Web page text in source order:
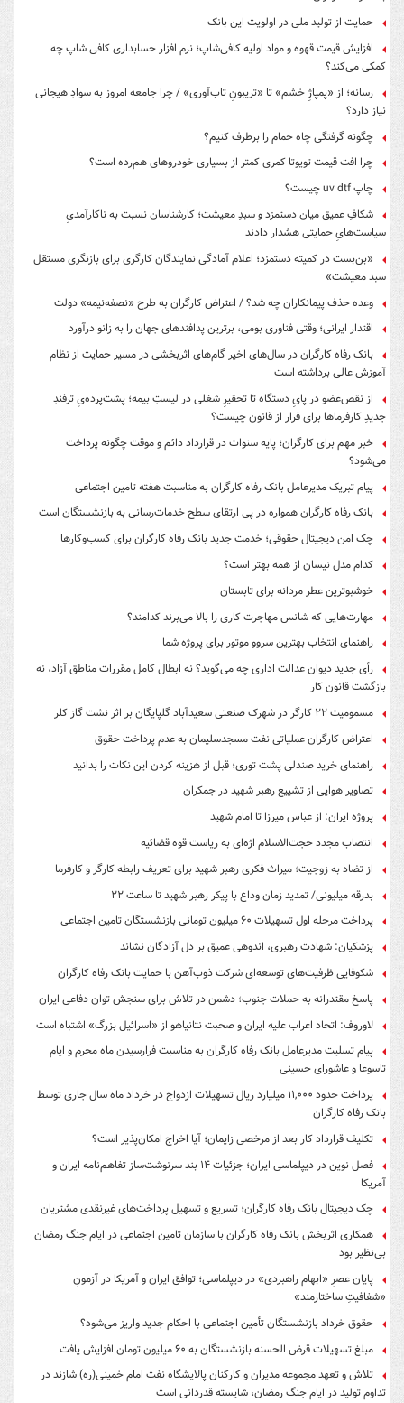
حمایت از تولید ملی در اولویت این بانک
افزایش قیمت قهوه و مواد اولیه کافی‌شاپ؛ نرم افزار حسابداری کافی شاپ چه
کمکی می‌کند؟
رسانه؛ از «پمپاژِ خشم» تا «تریبونِ تاب‌آوری» / چرا جامعه امروز به سوادِ هیجانی
نیاز دارد؟
چگونه گرفتگی چاه حمام را برطرف کنیم؟
چرا افت قیمت تویوتا کمری کمتر از بسیاری خودروهای هم‌رده است؟
چاپ uv dtf چیست؟
شکافِ عمیق میان دستمزد و سبدِ معیشت؛ کارشناسان نسبت به ناکارآمدیِ
سیاست‌هایِ حمایتی هشدار دادند
«بن‌بست در کمیته دستمزد؛ اعلام آمادگی نمایندگان کارگری برای بازنگری مستقل
سبد معیشت»
وعده حذف پیمانکاران چه شد؟ / اعتراض کارگران به طرح «نصفه‌نیمه» دولت
اقتدار ایرانی؛ وقتی فناوری بومی، برترین پدافندهای جهان را به زانو درآورد
بانک رفاه کارگران در سال‌های اخیر گام‌های اثربخشی در مسیر حمایت از نظام
آموزش عالی برداشته است
از نقص‌عضو در پایِ دستگاه تا تحقیرِ شغلی در لیستِ بیمه؛ پشت‌پرده‌یِ ترفندِ
جدیدِ کارفرماها برای فرار از قانون چیست؟
خبر مهم برای کارگران؛ پایه سنوات در قرارداد دائم و موقت چگونه پرداخت
می‌شود؟
پیام تبریک مدیرعامل بانک رفاه کارگران به مناسبت هفته تامین اجتماعی
بانک رفاه کارگران همواره در پی ارتقای سطح خدمات‌رسانی به بازنشستگان است
چک امن دیجیتال حقوقی؛ خدمت جدید بانک رفاه کارگران برای کسب‌وکارها
کدام مدل نیسان از همه بهتر است؟
خوشبوترین عطر مردانه برای تابستان
مهارت‌هایی که شانس مهاجرت کاری را بالا می‌برند کدامند؟
راهنمای انتخاب بهترین سروو موتور برای پروژه شما
رأی جدید دیوان عدالت اداری چه می‌گوید؟ نه ابطال کامل مقررات مناطق آزاد، نه
بازگشت قانون کار
مسمومیت ۲۲ کارگر در شهرک صنعتی سعیدآباد گلپایگان بر اثر نشت گاز کلر
اعتراض کارگران عملیاتی نفت مسجدسلیمان به عدم پرداخت حقوق
راهنمای خرید صندلی پشت توری؛ قبل از هزینه کردن این نکات را بدانید
تصاویر هوایی از تشییع رهبر شهید در جمکران
پروژه ایران: از عباس میرزا تا امام شهید
انتصاب مجدد حجت‌الاسلام اژه‌ای به ریاست قوه‌ قضائیه
از تضاد به زوجیت؛ میراث فکری رهبر شهید برای تعریف رابطه کارگر و کارفرما
بدرقه میلیونی/ تمدید زمان وداع با پیکر رهبر شهید تا ساعت ۲۲
پرداخت مرحله اول تسهیلات ۶۰ میلیون تومانی بازنشستگان تامین اجتماعی
پزشکیان: شهادت رهبری، اندوهی عمیق بر دل آزادگان نشاند
شکوفایی ظرفیت‌های توسعه‌ای شرکت ذوب‌آهن با حمایت‌ بانک رفاه کارگران
پاسخ مقتدرانه به حملات جنوب؛ دشمن در تلاش برای سنجش توان دفاعی ایران
لاوروف: اتحاد اعراب علیه ایران و صحبت نتانیاهو از «اسرائیل بزرگ» اشتباه است
پیام تسلیت مدیرعامل بانک رفاه کارگران به مناسبت فرارسیدن ماه محرم و ایام
تاسوعا و عاشورای حسینی
پرداخت حدود ۱۱,۰۰۰ میلیارد ریال تسهیلات ازدواج در خرداد ماه سال جاری توسط
بانک رفاه کارگران
تکلیف قرارداد کار بعد از مرخصی زایمان؛ آیا اخراج امکان‌پذیر است؟
فصل نوین در دیپلماسی ایران؛ جزئیات ۱۴ بند سرنوشت‌ساز تفاهم‌نامه ایران و
آمریکا
چک دیجیتال بانک رفاه کارگران؛ تسریع و تسهیل پرداخت‌های غیرنقدی مشتریان
همکاری اثربخش بانک رفاه کارگران با سازمان تامین اجتماعی در ایام جنگ رمضان
بی‌نظیر بود
پایان عصرِ «ابهام راهبردی» در دیپلماسی؛ توافق ایران و آمریکا در آزمونِ
«شفافیتِ ساختارمند»
حقوق خرداد بازنشستگان تأمین اجتماعی با احکام جدید واریز می‌شود؟
مبلغ تسهیلات قرض الحسنه بازنشستگان به ۶۰ میلیون تومان افزایش یافت
تلاش و تعهد مجموعه مدیران و کارکنان پالایشگاه نفت امام خمینی(ره) شازند در
تداوم تولید در ایام جنگ رمضان، شایسته قدردانی است